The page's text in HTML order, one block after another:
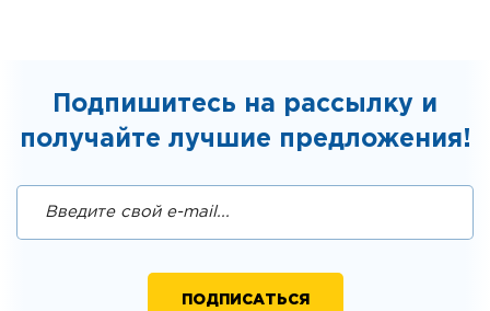
Подпишитесь на рассылку и
получайте лучшие предложения!